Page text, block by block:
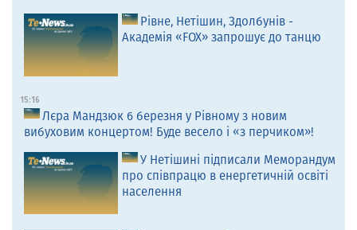
Рівне, Нетішин, Здолбунів -
Академія «FOX» запрошує до танцю
15:16
Лєра Мандзюк 6 березня у Рівному з новим
вибуховим концертом! Буде весело і «з перчиком»!
У Нетішині підписали Меморандум
про співпрацю в енергетичній освіті
населення